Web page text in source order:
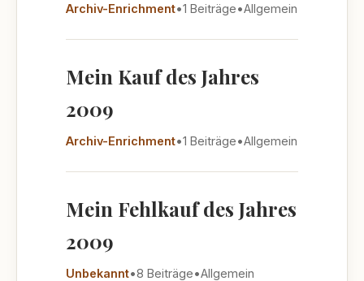
Archiv-Enrichment•1 Beiträge•Allgemein
Mein Kauf des Jahres
2009
Archiv-Enrichment•1 Beiträge•Allgemein
Mein Fehlkauf des Jahres
2009
Unbekannt•8 Beiträge•Allgemein